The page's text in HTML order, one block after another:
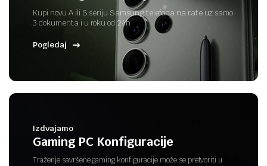
Kupi novu A ili S seriju Samsung telefona na rate uz samo
3 dokumenta i u roku od 24h
Pogledaj
Izdvajamo
Gaming PC Konfiguracije
Traženje savršene gaming konfiguracije može se pretvoriti u